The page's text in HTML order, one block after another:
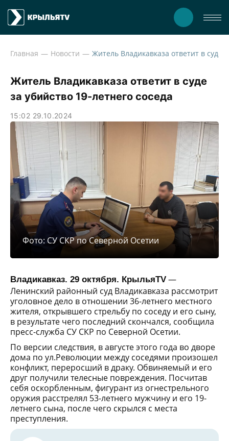
Главная Новости
Житель Владикавказа ответит в суде
за убийство 19-летнего соседа
15:02 29.10.2024
Фото: СУ СКР по Северной Осетии
Владикавказ. 29 октября. КрыльяTV —
Ленинский районный суд Владикавказа рассмотрит
уголовное дело в отношении 36-летнего местного
жителя, открывшего стрельбу по соседу и его сыну,
в результате чего последний скончался, сообщила
пресс-служба СУ СКР по Северной Осетии.
По версии следствия, в августе этого года во дворе
дома по ул.Революции между соседями произошел
конфликт, переросший в драку. Обвиняемый и его
друг получили телесные повреждения. Посчитав
себя оскорбленным, фигурант из огнестрельного
оружия расстрелял 53-летнего мужчину и его 19-
летнего сына, после чего скрылся с места
преступления.